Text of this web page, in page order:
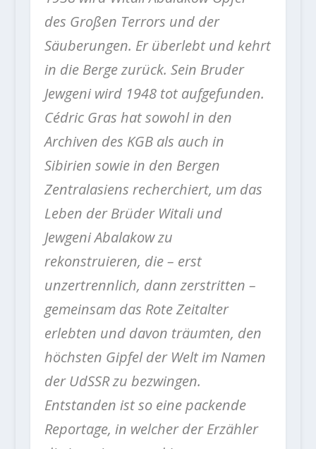
des Großen Terrors und der
Säuberungen. Er überlebt und kehrt
in die Berge zurück. Sein Bruder
Jewgeni wird 1948 tot aufgefunden.
Cédric Gras hat sowohl in den
Archiven des KGB als auch in
Sibirien sowie in den Bergen
Zentralasiens recherchiert, um das
Leben der Brüder Witali und
Jewgeni Abalakow zu
rekonstruieren, die – erst
unzertrennlich, dann zerstritten –
gemeinsam das Rote Zeitalter
erlebten und davon träumten, den
höchsten Gipfel der Welt im Namen
der UdSSR zu bezwingen.
Entstanden ist so eine packende
Reportage, in welcher der Erzähler